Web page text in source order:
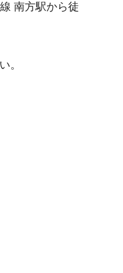
南方駅から徒
。